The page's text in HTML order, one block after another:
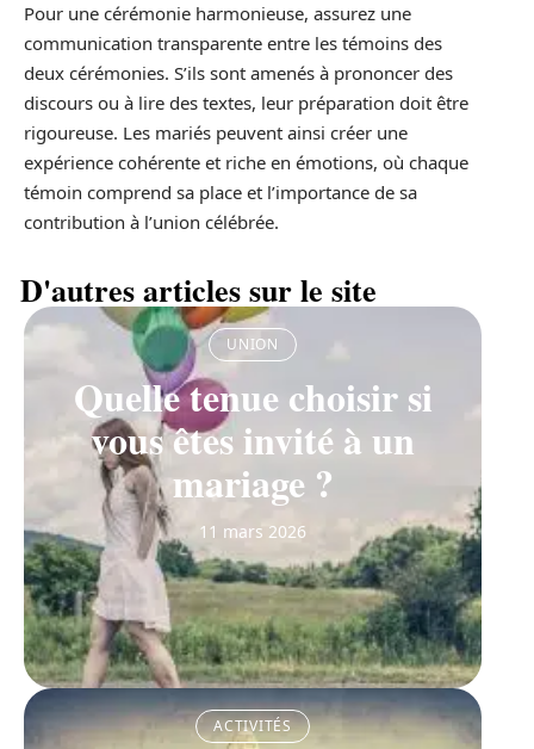
Pour une cérémonie harmonieuse, assurez une
communication transparente entre les témoins des
deux cérémonies. S’ils sont amenés à prononcer des
discours ou à lire des textes, leur préparation doit être
rigoureuse. Les mariés peuvent ainsi créer une
expérience cohérente et riche en émotions, où chaque
témoin comprend sa place et l’importance de sa
contribution à l’union célébrée.
D'autres articles sur le site
UNION
Quelle tenue choisir si
vous êtes invité à un
mariage ?
11 mars 2026
ACTIVITÉS